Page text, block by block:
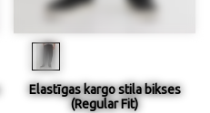
Elastīgas kargo stila bikses
(Regular Fit)